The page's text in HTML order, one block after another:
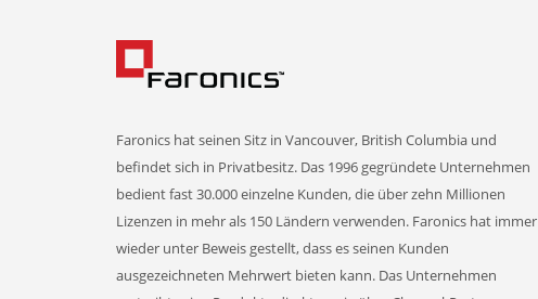
Faronics hat seinen Sitz in Vancouver, British Columbia und
befindet sich in Privatbesitz. Das 1996 gegründete Unternehmen
bedient fast 30.000 einzelne Kunden, die über zehn Millionen
Lizenzen in mehr als 150 Ländern verwenden. Faronics hat immer
wieder unter Beweis gestellt, dass es seinen Kunden
ausgezeichneten Mehrwert bieten kann. Das Unternehmen